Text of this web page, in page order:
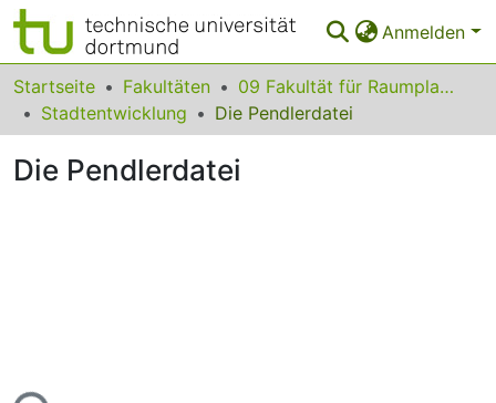
Anmelden
Bereiche & Sammlungen
Das gesamte Repositorium
Statistiken
Startseite Fakultäten
09 Fakultät für Raumplanung
Stadtentwicklung
Die Pendlerdatei
Die Pendlerdatei